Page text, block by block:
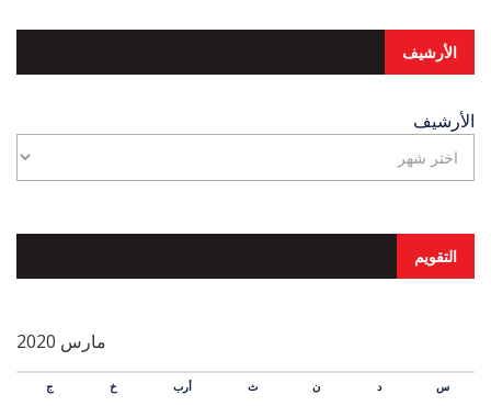
الأرشيف
الأرشيف
التقويم
مارس 2020
س د ن ث أرب خ ج